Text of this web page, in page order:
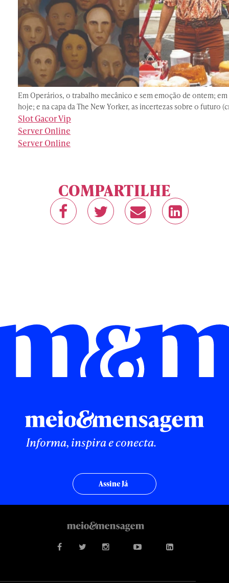
Em Operários, o trabalho mecânico e sem emoção de ontem;
hoje; e na capa da The New Yorker, as incertezas sobre o futuro
Slot Gacor Vip
Server Online
Server Online
COMPARTILHE
Informa, inspira e conecta.
Assine Já